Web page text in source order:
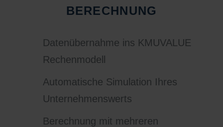
BERECHNUNG
Datenübernahme ins KMUVALUE
Rechenmodell
Automatische Simulation Ihres
Unternehmenswerts
Berechnung mit mehreren